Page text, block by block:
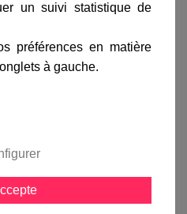
Belcour 3 lumières
lumièresest muni de 3
d'énergie en
watts max.
par Roger Pradier
un suivi statistique de
préférences en matière
à gauche.